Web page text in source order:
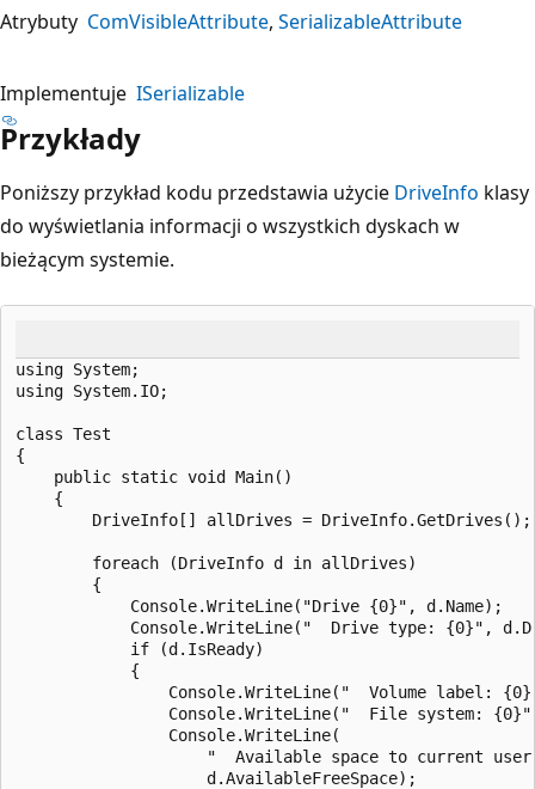
Atrybuty ComVisibleAttribute SerializableAttribute
Implementuje ISerializable
Przykłady
Poniższy przykład kodu przedstawia użycie DriveInfo klasy
do wyświetlania informacji o wszystkich dyskach w
bieżącym systemie.
using System;
using System.IO;
class Test
{
    public static void Main()
    {
        DriveInfo[] allDrives = DriveInfo.GetDrives();
        foreach (DriveInfo d in allDrives)
        {
            Console.WriteLine("Drive {0}", d.Name);
Console.WriteLine("  Drive type: {0}",
            if (d.IsReady)
            {
Console.WriteLine("  Volume label:
Console.WriteLine("  File system:
                Console.WriteLine(
"  Available space to current
                    d.AvailableFreeSpace);